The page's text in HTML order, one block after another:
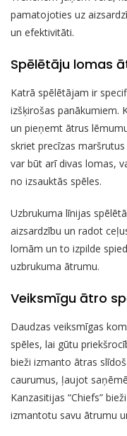
pamatojoties uz
un efektivitāti.
Spēlētāju lomas
Katrā spēlētājam ir
izšķirošas panākumiem.
un pieņemt ātrus
skriet precīzas
var būt arī divas lomas,
no izsauktās spēles.
Uzbrukuma līnijas
aizsardzību un radot
lomām un to izpilde
uzbrukuma ātrumu.
Veiksmīgu ātro
Daudzas veiksmīgas
spēles, lai gūtu
bieži izmanto ātras
caurumus, ļaujot
Kanzasitijas “Chiefs”
izmantotu savu ātrumu